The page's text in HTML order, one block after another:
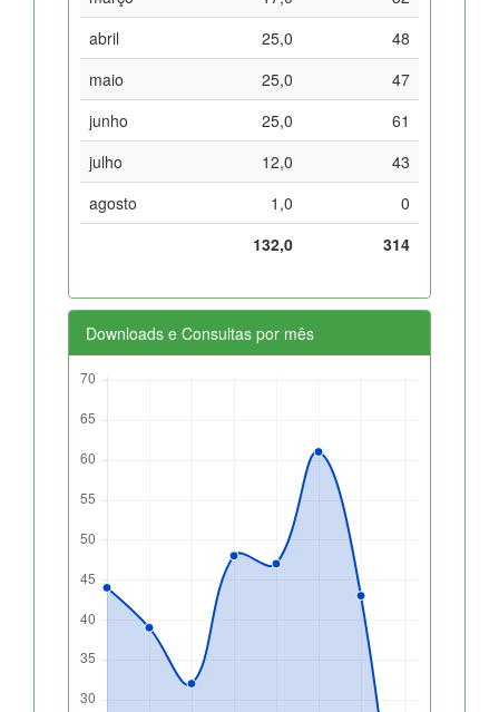
abril
25,0
48
maio
25,0
47
junho
25,0
61
julho
12,0
43
agosto
1,0
0
132,0
314
Downloads e Consultas por mês